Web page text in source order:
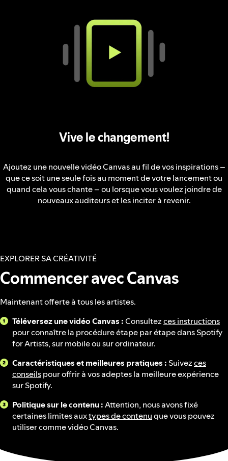
Vive le changement!
Ajoutez une nouvelle vidéo Canvas au fil de vos inspirations –
que ce soit une seule fois au moment de votre lancement ou
quand cela vous chante – ou lorsque vous voulez joindre de
nouveaux auditeurs et les inciter à revenir.
EXPLORER SA CRÉATIVITÉ
Commencer avec Canvas
Maintenant offerte à tous les artistes.
Téléversez une vidéo Canvas :Consultezces instructions
pour connaître la procédure étape par étape dans Spotify
for Artists, sur mobile ou sur ordinateur.
Caractéristiques et meilleures pratiques :Suivezces
conseilspour offrir à vos adeptes la meilleure expérience
sur Spotify.
Politique sur le contenu :Attention, nous avons fixé
certaines limites auxtypes de contenuque vous pouvez
utiliser comme vidéo Canvas.